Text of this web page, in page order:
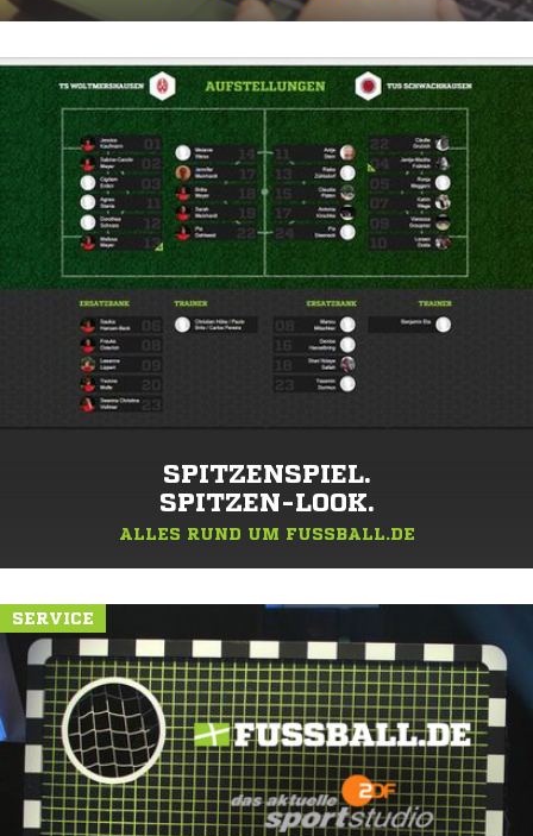
SPITZENSPIEL.
SPITZEN-LOOK.
ALLES RUND UM FUSSBALL.DE
SERVICE